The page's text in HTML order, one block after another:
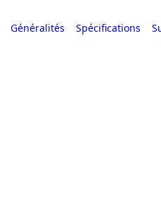
Généralités Spécifications